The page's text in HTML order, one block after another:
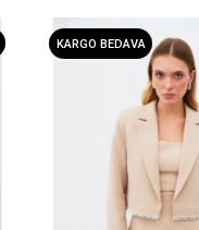
KARGO BEDAVA